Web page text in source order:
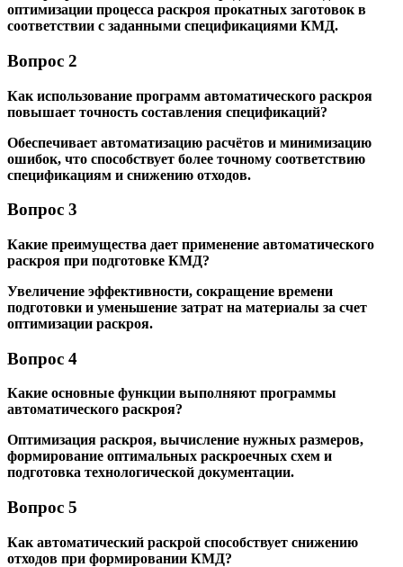
оптимизации процесса раскроя прокатных заготовок в
соответствии с заданными спецификациями КМД.
Вопрос 2
Как использование программ автоматического раскроя
повышает точность составления спецификаций?
Обеспечивает автоматизацию расчётов и минимизацию
ошибок, что способствует более точному соответствию
спецификациям и снижению отходов.
Вопрос 3
Какие преимущества дает применение автоматического
раскроя при подготовке КМД?
Увеличение эффективности, сокращение времени
подготовки и уменьшение затрат на материалы за счет
оптимизации раскроя.
Вопрос 4
Какие основные функции выполняют программы
автоматического раскроя?
Оптимизация раскроя, вычисление нужных размеров,
формирование оптимальных раскроечных схем и
подготовка технологической документации.
Вопрос 5
Как автоматический раскрой способствует снижению
отходов при формировании КМД?